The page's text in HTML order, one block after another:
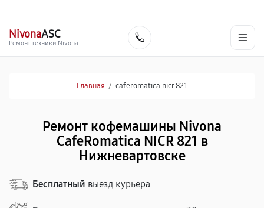
NivonaASC
Ремонт техники Nivona
Главная / caferomatica nicr 821
Ремонт кофемашины Nivona
CafeRomatica NICR 821 в
Нижневартовске
Бесплатный выезд курьера